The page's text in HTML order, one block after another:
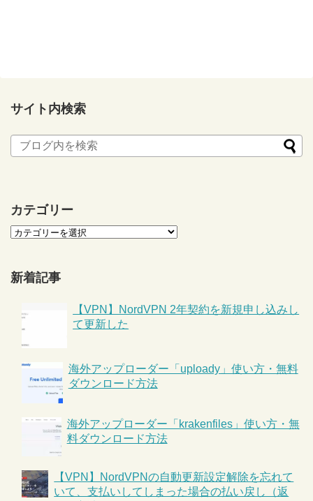
サイト内検索
カテゴリー
新着記事
【VPN】NordVPN 2年契約を新規申し込みし
て更新した
海外アップローダー「uploady」使い方・無料
ダウンロード方法
海外アップローダー「krakenfiles」使い方・無
料ダウンロード方法
【VPN】NordVPNの自動更新設定解除を忘れて
いて、支払いしてしまった場合の払い戻し（返